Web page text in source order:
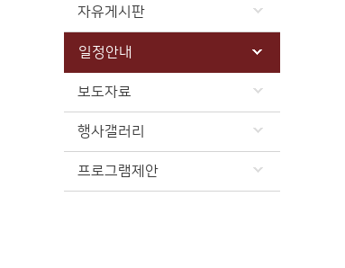
자유게시판
일정안내
보도자료
행사갤러리
프로그램제안